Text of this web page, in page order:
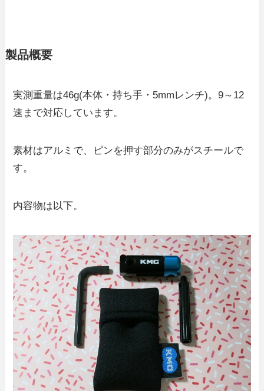
製品概要
実測重量は46g(本体・持ち手・5mmレンチ)。9～12
速まで対応しています。
素材はアルミで、ピンを押す部分のみがスチールで
す。
内容物は以下。